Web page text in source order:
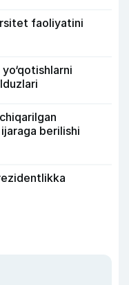
faoliyatini
berilishi